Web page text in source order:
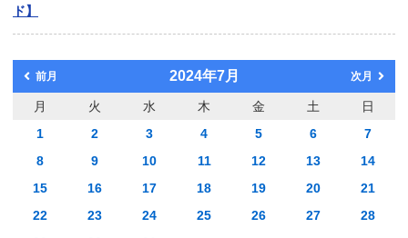
ド】
前月 2024年7月 次月
月 火 水 木 金 土
日
1
2 3 4 5 6
7
8
9 10 11 12 13
14
15
16 17 18 19 20
21
22
23 24 25 26 27
28